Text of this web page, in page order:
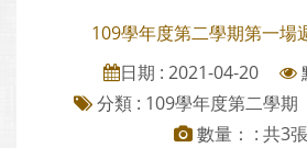
109學年度第二學期第一場
日期 : 2021-04-20
分類 : 109學年度第二學期
數量： : 共3張